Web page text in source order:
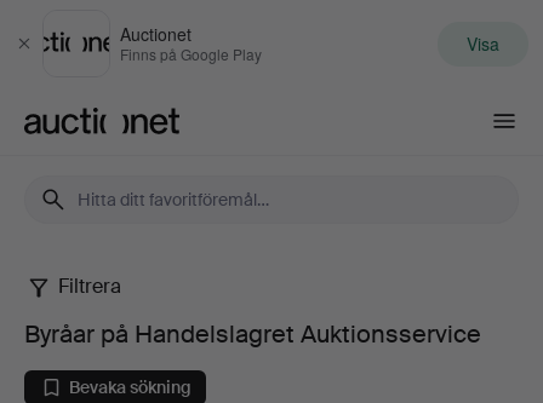
Stäng
Auctionet
Finns på Google Play Visa
Byråar
på
Filtrera
Byråar på Handelslagret Auktionsservice
Bevaka sökning